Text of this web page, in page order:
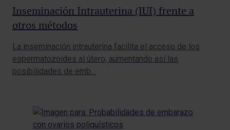
Inseminación Intrauterina (IUI) frente a
otros métodos
La inseminación intrauterina facilita el acceso de los
espermatozoides al útero, aumentando así las
posibilidades de emb…